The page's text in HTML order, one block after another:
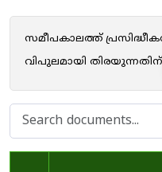
സമീപകാലത്ത്
വിപുലമായി തിരയുന്നതിന്